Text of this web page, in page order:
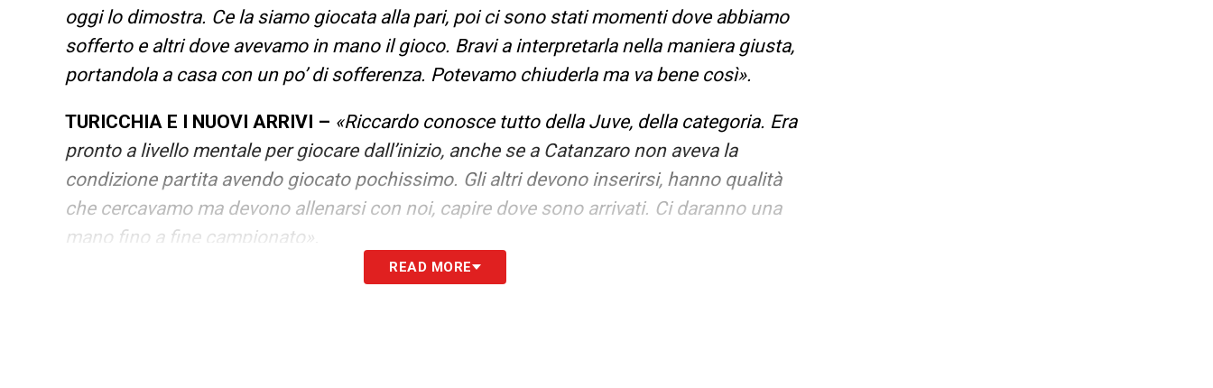
oggi lo dimostra. Ce la siamo giocata alla pari, poi ci sono stati momenti dove abbiamo
sofferto e altri dove avevamo in mano il gioco. Bravi a interpretarla nella maniera giusta,
portandola a casa con un po’ di sofferenza. Potevamo chiuderla ma va bene così».
TURICCHIA E I NUOVI ARRIVI – «Riccardo conosce tutto della Juve, della categoria. Era
pronto a livello mentale per giocare dall’inizio, anche se a Catanzaro non aveva la
condizione partita avendo giocato pochissimo. Gli altri devono inserirsi, hanno qualità
che cercavamo ma devono allenarsi con noi, capire dove sono arrivati. Ci daranno una
mano fino a fine campionato».
GIRONE DI RITORNO CON RISULTATI IMPORTANTI –
READ MORE